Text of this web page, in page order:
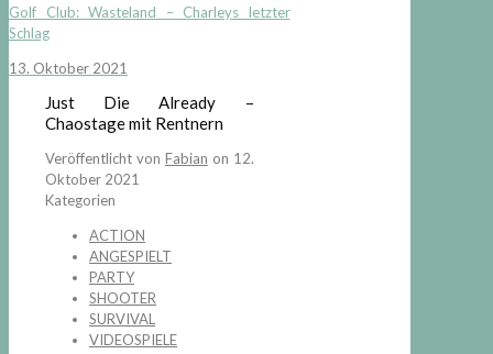
Golf Club: Wasteland – Charleys letzter
Schlag
13. Oktober 2021
Just Die Already –
Chaostage mit Rentnern
Veröffentlicht von Fabian on 12.
Oktober 2021
Kategorien
ACTION
ANGESPIELT
PARTY
SHOOTER
SURVIVAL
VIDEOSPIELE